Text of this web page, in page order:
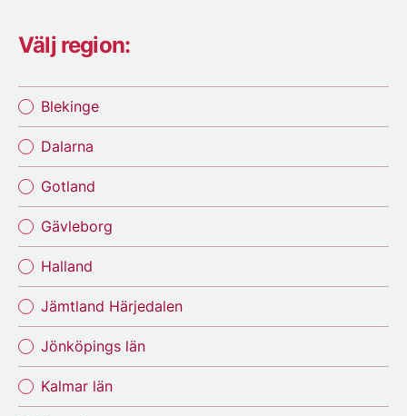
Välj region:
Blekinge
Dalarna
Gotland
Gävleborg
Halland
Jämtland Härjedalen
Jönköpings län
Kalmar län